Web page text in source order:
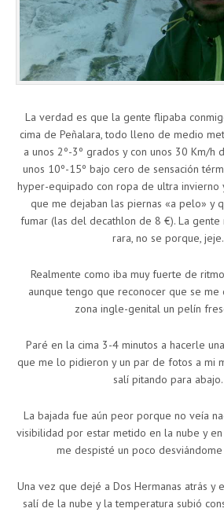
La verdad es que la gente flipaba
cima de Peñalara, todo lleno de medio
a unos 2º-3º grados y con unos 30 Km/h
unos 10º-15º bajo cero de sensación
hyper-equipado con ropa de ultra invierno
que me dejaban las piernas «a pelo» y
fumar (las del decathlon de 8 €). La gente
rara, no se porque, jeje.
Realmente como iba muy fuerte de
aunque tengo que reconocer que se
zona ingle-genital un pelín
Paré en la cima 3-4 minutos a hacerle
que me lo pidieron y un par de fotos a mi
salí pitando para abajo.
La bajada fue aún peor porque no veía
visibilidad por estar metido en la nube y
me despisté un poco
Una vez que dejé a Dos Hermanas atrás y
salí de la nube y la temperatura subió